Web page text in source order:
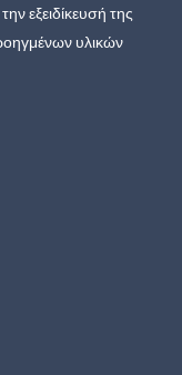
εξειδίκευσή της
υλικών